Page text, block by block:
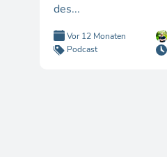
des...
Vor 12 Monaten
Podcast